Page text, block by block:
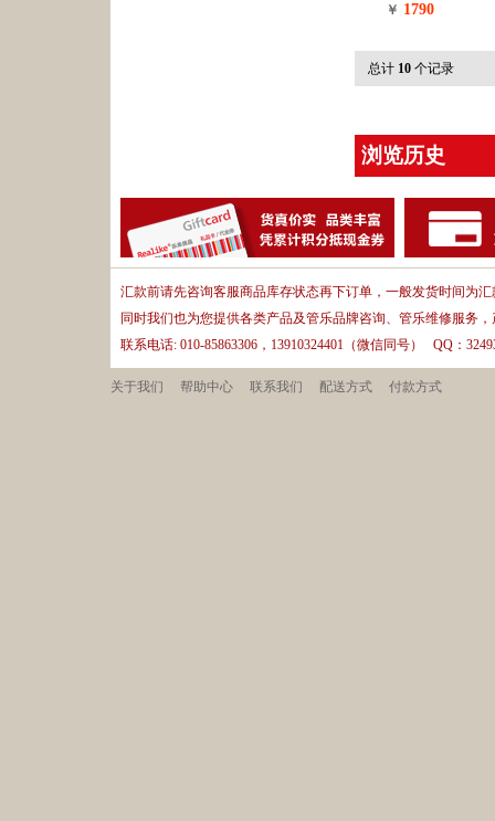
￥ 1790
总计 10 个记录
浏览历史
汇款前请先咨询客服商品库存状态再下订单，一般发货时间为汇
同时我们也为您提供各类产品及管乐品牌咨询、管乐维修服务
联系电话: 010-85863306，13910324401（微信同号） QQ：
关于我们 帮助中心 联系我们 配送方式 付款方式